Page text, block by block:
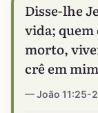
Disse-lhe
vida; quem
morto,
crê em
João 11:25-